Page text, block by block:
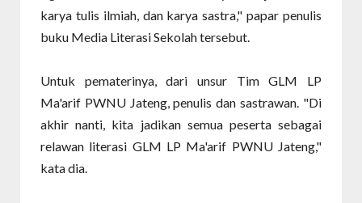
karya tulis ilmiah, dan karya sastra," papar penulis
buku Media Literasi Sekolah tersebut.
Untuk pematerinya, dari unsur Tim GLM LP
Ma'arif PWNU Jateng, penulis dan sastrawan. "Di
akhir nanti, kita jadikan semua peserta sebagai
relawan literasi GLM LP Ma'arif PWNU Jateng,"
kata dia.